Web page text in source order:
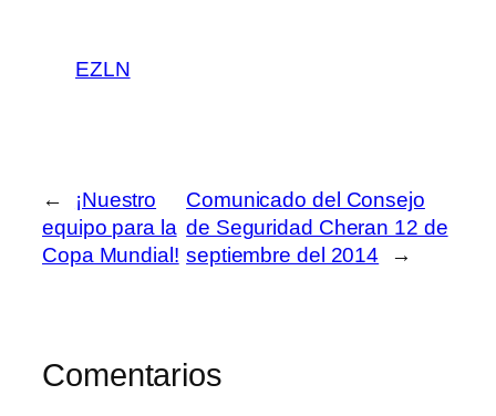
EZLN
←
¡Nuestro
equipo para la
Copa Mundial!
Comunicado del Consejo
de Seguridad Cheran 12 de
septiembre del 2014
→
Comentarios